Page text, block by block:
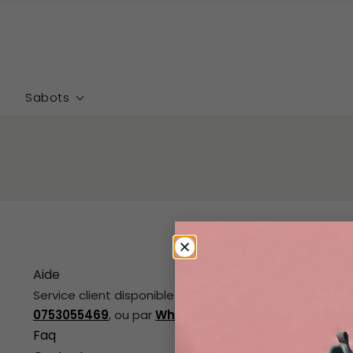
Sabots
Aide
Service client disponible 7j/7, au
0753055469, ou parWhatsapp
Faq
Pour